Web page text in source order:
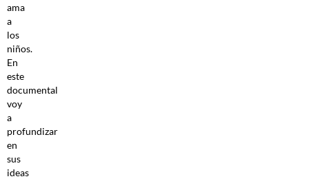
ama
a
los
niños.
En
este
documental
voy
a
profundizar
en
sus
ideas